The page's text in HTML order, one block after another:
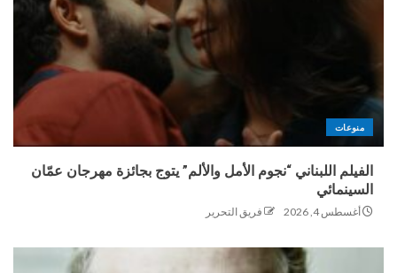
منوعات
الفيلم اللبناني “نجوم الأمل والألم” يتوج بجائزة مهرجان عمّان
السينمائي
أغسطس 4, 2026 فريق التحرير